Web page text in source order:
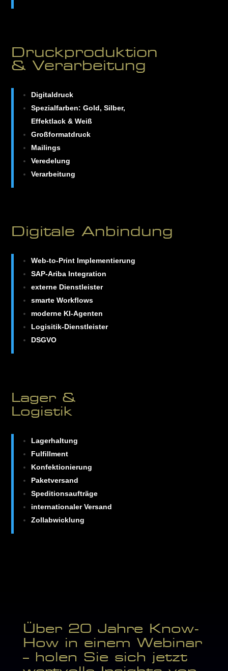
Druckproduktion
& Verarbeitung
Digitaldruck
Spezialfarben: Gold, Silber,
Effektlack & Weiß
Großformatdruck
Mailings
Veredelung
Verarbeitung
Digitale Anbindung
Web-to-Print Implementierung
SAP-Ariba Integration
externe Dienstleister
smarte Workflows
moderne KI-Agenten
Logisitik-Dienstleister
DSGVO
Lager &
Logistik
Lagerhaltung
Fulfillment
Konfektionierung
Paketversand
Speditionsaufträge
internationaler Versand
Zollabwicklung
Über 20 Jahre Know-
How in einem Webinar
– holen Sie sich jetzt